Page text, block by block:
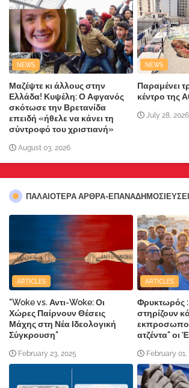
NEWS
Μαζέψτε κι άλλους στην
Ελλάδα! Κυψέλη: Ο Αφγανός
σκότωσε την Βρετανίδα
επειδή «ήθελε να κάνει τη
σύντροφό του χριστιανή»
August 03, 2026
NEWS
Παραμένει
κέντρο της
July 28, 2026
ΠΑΛΑΙΟΤΕΡΑ ΑΡΘΡΑ-
ARTICLES
"Woke vs. Αντι-Woke: Οι
Χώρες Παίρνουν Θέσεις
Μάχης στη Νέα Ιδεολογική
Σύγκρουση"
February 23, 2025
ARTICLES
Φρυκτωρός :
στηρίζουν
ατζέντα" οι
February 01,